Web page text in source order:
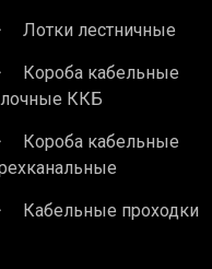
Лотки лестничные
Короба кабельные
ККБ
Короба кабельные
Кабельные проходки